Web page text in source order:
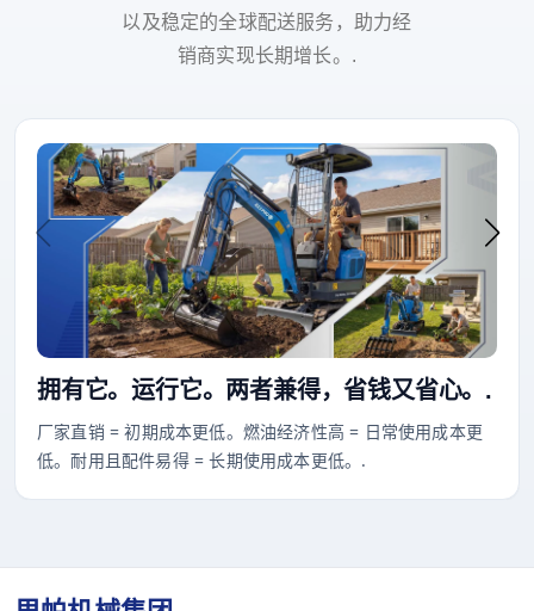
以及稳定的全球配送服务，助力经
销商实现长期增长。.
拥有它。运行它。两者兼得，省钱又省心。.
厂家直销 = 初期成本更低。燃油经济性高 = 日常使用成本更
低。耐用且配件易得 = 长期使用成本更低。.